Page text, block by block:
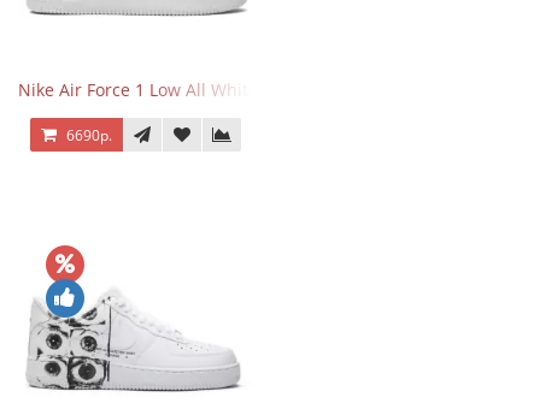
Nike Air Force 1 Low All White
6690р.